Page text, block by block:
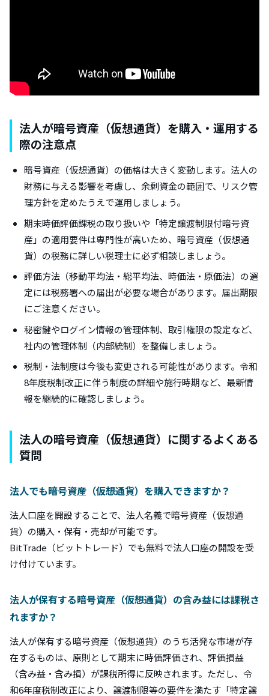
法人が暗号資産（仮想通貨）を購入・運用する
際の注意点
暗号資産（仮想通貨）の価格は大きく変動します。法人の
財務に与える影響を考慮し、余剰資金の範囲で、リスク管
理方針を定めたうえで運用しましょう。
期末時価評価課税の取り扱いや「特定譲渡制限付暗号資
産」の適用要件は専門性が高いため、暗号資産（仮想通
貨）の税務に詳しい税理士に必ず相談しましょう。
評価方法（移動平均法・総平均法、時価法・原価法）の選
定には税務署への届出が必要な場合があります。届出期限
にご注意ください。
秘密鍵やログイン情報の管理体制、取引権限の設定など、
社内の管理体制（内部統制）を整備しましょう。
税制・法制度は今後も変更される可能性があります。令和
8年度税制改正に伴う制度の詳細や施行時期など、最新情
報を継続的に確認しましょう。
法人の暗号資産（仮想通貨）に関するよくある
質問
法人でも暗号資産（仮想通貨）を購入できますか？
法人口座を開設することで、法人名義で暗号資産（仮想通
貨）の購入・保有・売却が可能です。
BitTrade（ビットトレード）でも無料で法人口座の開設を受
け付けています。
法人が保有する暗号資産（仮想通貨）の含み益には課税さ
れますか？
法人が保有する暗号資産（仮想通貨）のうち活発な市場が存
在するものは、原則として期末に時価評価され、評価損益
（含み益・含み損）が課税所得に反映されます。ただし、令
和6年度税制改正により、譲渡制限等の要件を満たす「特定譲